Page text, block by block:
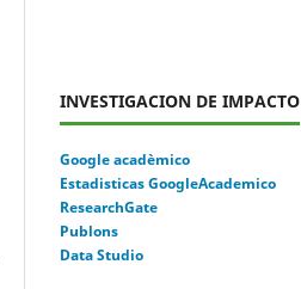
INVESTIGACION DE IMPACTO
Google acadèmico
Estadisticas GoogleAcademico
ResearchGate
Publons
Data Studio